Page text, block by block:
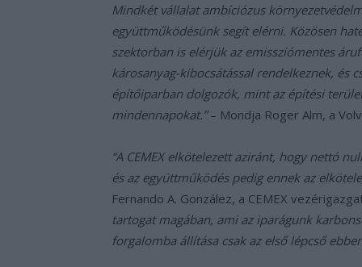
Mindkét vállalat ambíciózus
együttműködésünk segít elérni. Közösen
szektorban is elérjük az emissziómentes
károsanyag-kibocsátással rendelkeznek, és
építőiparban dolgozók, mint az építési
mindennapokat.”– Mondja Roger Alm, a
“A CEMEX elkötelezett aziránt, hogy nettó
és az együttműködés pedig ennek az
Fernando A. González, a CEMEX
tartogat magában, ami az iparágunk
forgalomba állítása csak az első lépcső